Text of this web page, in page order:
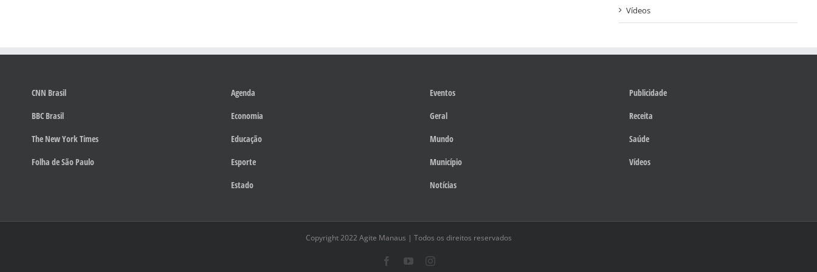
Vídeos
CNN Brasil
BBC Brasil
The New York Times
Folha de São Paulo
Agenda
Economia
Educação
Esporte
Estado
Eventos
Geral
Mundo
Município
Notícias
Publicidade
Receita
Saúde
Vídeos
Copyright 2022 Agite Manaus | Todos os direitos reservados
FacebookYouTubeInstagram